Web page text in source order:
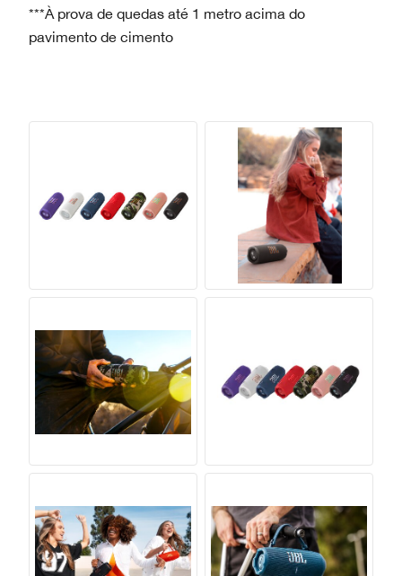
***À prova de quedas até 1 metro acima do
pavimento de cimento